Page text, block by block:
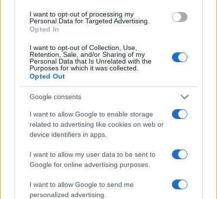
I want to opt-out of processing my
Personal Data for Targeted Advertising.
Opted In
I want to opt-out of Collection, Use,
Retention, Sale, and/or Sharing of my
Personal Data that Is Unrelated with the
Purposes for which it was collected.
Opted Out
Google consents
I want to allow Google to enable storage
related to advertising like cookies on web or
device identifiers in apps.
I want to allow my user data to be sent to
Google for online advertising purposes.
I want to allow Google to send me
personalized advertising.